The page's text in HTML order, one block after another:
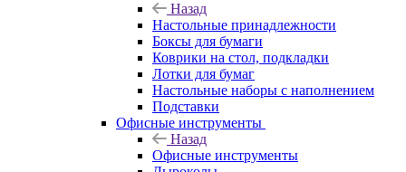
Назад
Настольные принадлежности
Боксы для бумаги
Коврики на стол, подкладки
Лотки для бумаг
Настольные наборы с наполнением
Подставки
Офисные инструменты
Назад
Офисные инструменты